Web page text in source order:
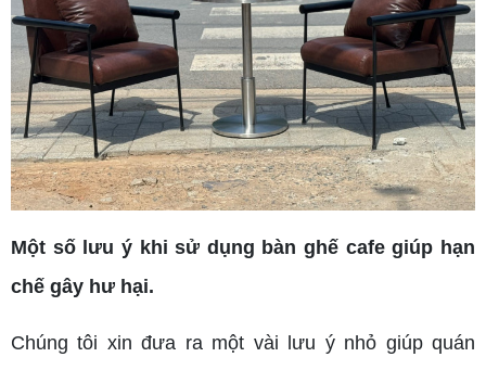
Một số lưu ý khi sử dụng bàn ghế cafe giúp hạn
chế gây hư hại.
Chúng tôi xin đưa ra một vài lưu ý nhỏ giúp quán